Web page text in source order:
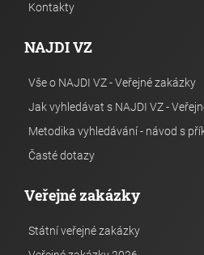
Kontakty
NAJDI VZ
Vše o NAJDI VZ - Veřejné zakázky
Jak vyhledávat s NAJDI VZ -
Metodika vyhledávání - návod s
Časté dotazy
Veřejné zakázky
Státní veřejné zakázky